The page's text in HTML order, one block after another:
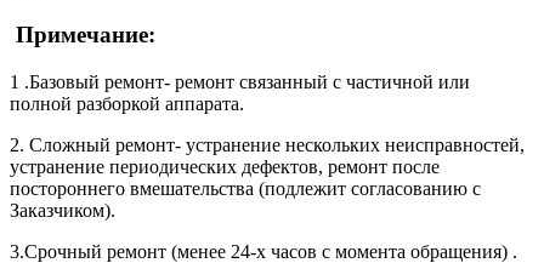
Примечание:
1 .Базовый ремонт- ремонт связанный с частичной или
полной разборкой аппарата.
2. Сложный ремонт- устранение нескольких неисправностей,
устранение периодических дефектов, ремонт после
постороннего вмешательства (подлежит согласованию с
Заказчиком).
3.Срочный ремонт (менее 24-х часов с момента обращения) .